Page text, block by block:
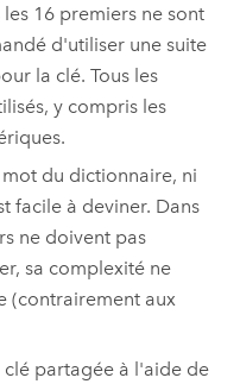
16 premiers ne sont
d'utiliser une suite
la clé. Tous les
y compris les
du dictionnaire, ni
facile à deviner. Dans
ne doivent pas
sa complexité ne
(contrairement aux
clé partagée à l'aide de